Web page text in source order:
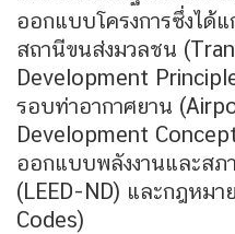
ออกแบบโครงการซึ่งไ
สถานีขนส่งมวลชน
Development
รอบท่าอากาศยาน
Development
ออกแบบพลังงานและสภ
(LEED-ND) และกฎหมา
Codes)